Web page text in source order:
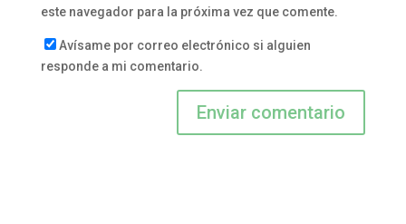
este navegador para la próxima vez que comente.
Avísame por correo electrónico si alguien
responde a mi comentario.